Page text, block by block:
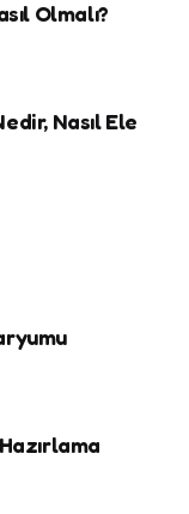
Olmalı?
Nasıl Ele